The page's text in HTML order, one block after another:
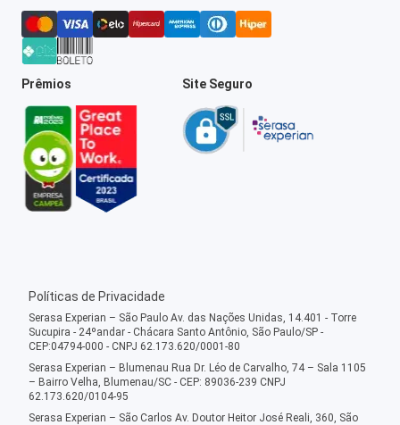
Prêmios Site Seguro
Políticas de Privacidade
Serasa Experian – São Paulo Av. das Nações Unidas, 14.401 - Torre
Sucupira - 24ºandar - Chácara Santo Antônio, São Paulo/SP -
CEP:04794-000 - CNPJ 62.173.620/0001-80
Serasa Experian – Blumenau Rua Dr. Léo de Carvalho, 74 – Sala 1105
– Bairro Velha, Blumenau/SC - CEP: 89036-239 CNPJ
62.173.620/0104-95
Serasa Experian – São Carlos Av. Doutor Heitor José Reali, 360, São